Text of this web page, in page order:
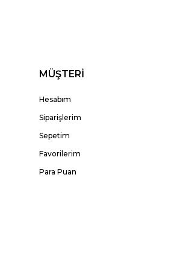
MÜŞTERİ
Hesabım
Siparişlerim
Sepetim
Favorilerim
Para Puan